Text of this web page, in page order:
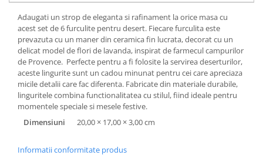
Adaugati un strop de eleganta si rafinament la orice masa cu
acest set de 6 furculite pentru desert. Fiecare furculita este
prevazuta cu un maner din ceramica fin lucrata, decorat cu un
delicat model de flori de lavanda, inspirat de farmecul campurilor
de Provence. Perfecte pentru a fi folosite la servirea deserturilor,
aceste lingurite sunt un cadou minunat pentru cei care apreciaza
micile detalii care fac diferenta. Fabricate din materiale durabile,
linguritele combina functionalitatea cu stilul, fiind ideale pentru
momentele speciale si mesele festive.
Dimensiuni
20,00 × 17,00 × 3,00 cm
Informatii conformitate produs